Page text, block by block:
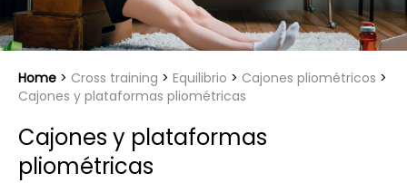
Home Cross training Equilibrio
Cajones pliométricos
Cajones y plataformas pliométricas
Cajones y plataformas
pliométricas